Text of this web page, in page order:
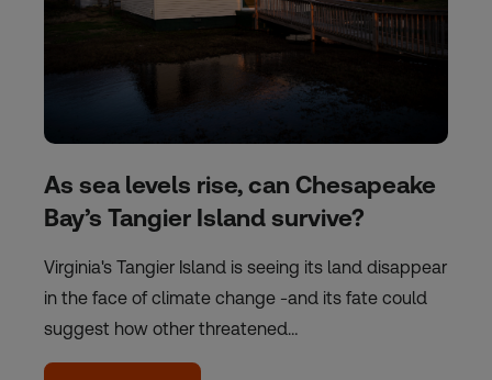
As sea levels rise, can Chesapeake
Bay’s Tangier Island survive?
Virginia's Tangier Island is seeing its land disappear
in the face of climate change -and its fate could
suggest how other threatened…